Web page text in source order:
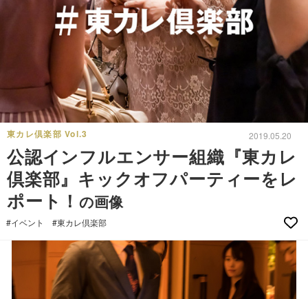
東カレ倶楽部 Vol.3 2019.05.20
公認インフルエンサー組織『東カレ
倶楽部』キックオフパーティーをレ
ポート！の画像
#イベント #東カレ倶楽部